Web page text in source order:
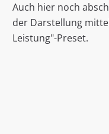
Auch hier noch
der Darstellung
Leistung"-Preset.